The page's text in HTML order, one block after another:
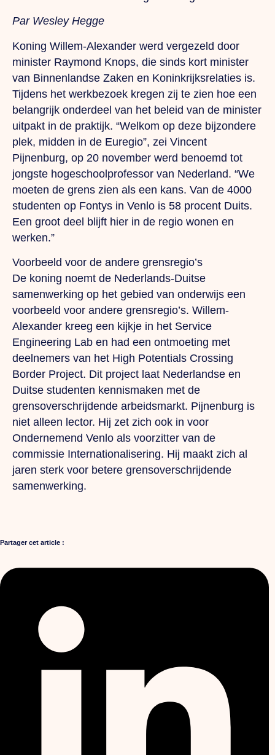
Par Wesley Hegge
Koning Willem-Alexander werd vergezeld door
minister Raymond Knops, die sinds kort minister
van Binnenlandse Zaken en Koninkrijksrelaties is.
Tijdens het werkbezoek kregen zij te zien hoe een
belangrijk onderdeel van het beleid van de minister
uitpakt in de praktijk. “Welkom op deze bijzondere
plek, midden in de Euregio”, zei Vincent
Pijnenburg, op 20 november werd benoemd tot
jongste hogeschoolprofessor van Nederland. “We
moeten de grens zien als een kans. Van de 4000
studenten op Fontys in Venlo is 58 procent Duits.
Een groot deel blijft hier in de regio wonen en
werken.”
Voorbeeld voor de andere grensregio’s
De koning noemt de Nederlands-Duitse
samenwerking op het gebied van onderwijs een
voorbeeld voor andere grensregio’s. Willem-
Alexander kreeg een kijkje in het Service
Engineering Lab en had een ontmoeting met
deelnemers van het High Potentials Crossing
Border Project. Dit project laat Nederlandse en
Duitse studenten kennismaken met de
grensoverschrijdende arbeidsmarkt. Pijnenburg is
niet alleen lector. Hij zet zich ook in voor
Ondernemend Venlo als voorzitter van de
commissie Internationalisering. Hij maakt zich al
jaren sterk voor betere grensoverschrijdende
samenwerking.
Partager cet article :